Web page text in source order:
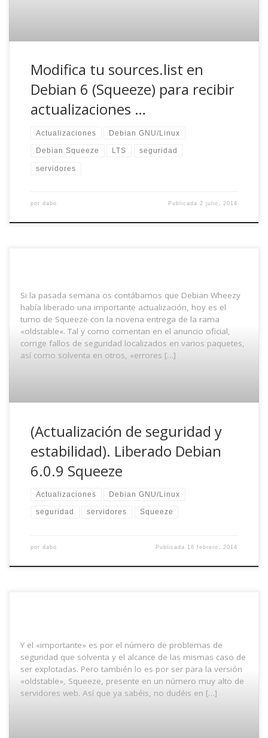
Modifica tu sources.list en
Debian 6 (Squeeze) para recibir
actualizaciones …
Actualizaciones Debian GNU/Linux
Debian Squeeze LTS seguridad
servidores
por dabo Publicada2 julio, 2014
Si la pasada semana os contábamos que Debian Wheezy
había liberado una importante actualización, hoy es el
turno de Squeeze con la novena entrega de la rama
«oldstable«. Tal y como comentan en el anuncio oficial,
corrige fallos de seguridad localizados en varios paquetes,
así como solventa en otros, «errores […]
(Actualización de seguridad y
estabilidad). Liberado Debian
6.0.9 Squeeze
Actualizaciones Debian GNU/Linux
seguridad servidores Squeeze
por dabo Publicada 16 febrero, 2014
Y el «importante» es por el número de problemas de
seguridad que solventa y el alcance de las mismas caso de
ser explotadas. Pero también lo es por ser para la versión
«oldstable», Squeeze, presente en un número muy alto de
servidores web. Así que ya sabéis, no dudéis en […]